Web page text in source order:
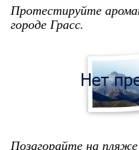
Протестируйте
городе Грасс.
Позагорайте на